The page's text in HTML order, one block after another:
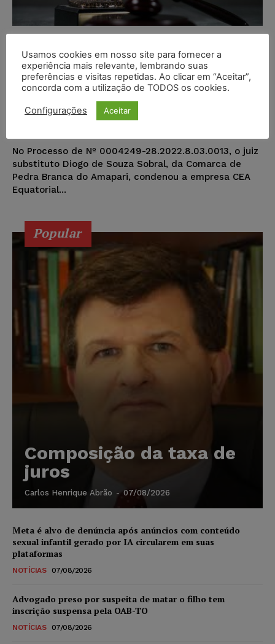
Justiça do Amapá condena CEA
Equatorial a pagar multa de R$ 1
milhão e 700 mil, por interrupção
no fornecimento de energia em
Pedra...
No Processo de Nº 0004249-28.2022.8.03.0013, o juiz
substituto Diogo de Souza Sobral, da Comarca de
Pedra Branca do Amapari, condenou a empresa CEA
Equatorial...
Popular
Composição da taxa de
juros
Carlos Henrique Abrão - 07/08/2026
Meta é alvo de denúncia após anúncios com conteúdo
sexual infantil gerado por IA circularem em suas
plataformas
NOTÍCIAS 07/08/2026
Advogado preso por suspeita de matar o filho tem
inscrição suspensa pela OAB-TO
NOTÍCIAS 07/08/2026
Usamos cookies em nosso site para fornecer a
experiência mais relevante, lembrando suas
preferências e visitas repetidas. Ao clicar em “Aceitar”,
concorda com a utilização de TODOS os cookies.
Configurações Aceitar